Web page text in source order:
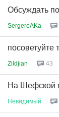
Обсуждать
SergereAKa
посоветуйте
Zildjian 43
На Шефской
Невидимый